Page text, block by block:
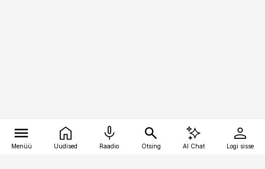
Menüü Uudised Raadio Otsing AI Chat Logi sisse